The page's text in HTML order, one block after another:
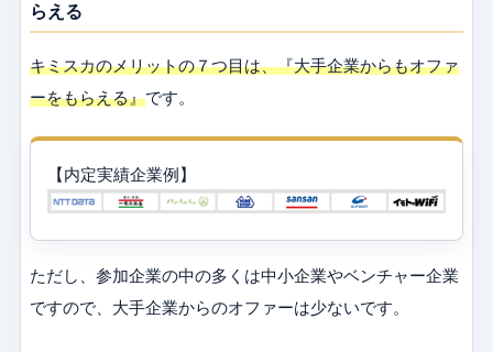
らえる
キミスカのメリットの７つ目は、『大手企業からもオファ
ーをもらえる』です。
【内定実績企業例】
ただし、参加企業の中の多くは中小企業やベンチャー企業
ですので、大手企業からのオファーは少ないです。